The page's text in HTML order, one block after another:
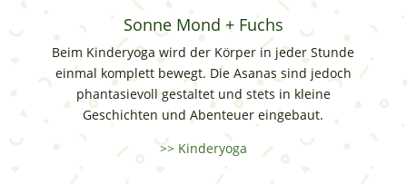
Sonne Mond + Fuchs
Beim Kinderyoga wird der Körper in jeder Stunde
einmal komplett bewegt. Die Asanas sind jedoch
phantasievoll gestaltet und stets in kleine
Geschichten und Abenteuer eingebaut.
>> Kinderyoga